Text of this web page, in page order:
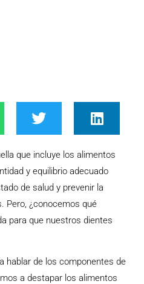
que incluye los alimentos
y equilibrio adecuado
de salud y prevenir la
Pero, ¿conocemos qué
para que nuestros dientes
hablar de los componentes de
a destapar los alimentos